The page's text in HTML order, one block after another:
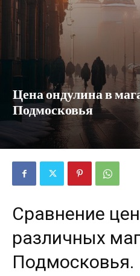
Цена ондулина в
Подмосковья
Сравнение
различных
Подмосковья.